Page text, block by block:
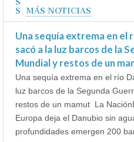
MÁS NOTICIAS
Una sequía extrema en el
sacó a la luz barcos de la
Mundial y restos de un
Una sequía extrema en el río
luz barcos de la Segunda
restos de un mamut La
Europa deja el Danubio sin
profundidades emergen 200